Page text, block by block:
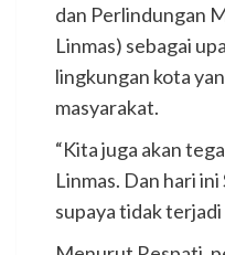
dan Perlindungan
Linmas) sebagai
lingkungan kota
masyarakat.
“Kita juga akan
Linmas. Dan hari
supaya tidak terjadi